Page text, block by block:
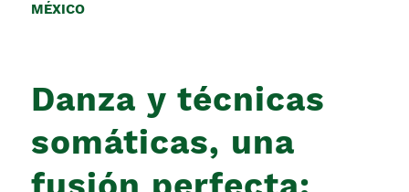
MÉXICO
Danza y técnicas
somáticas, una